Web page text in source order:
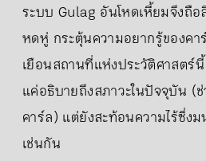
ระบบ Gulag อันโหดเหี้ยมจึงถื
หดหู่ กระตุ้นความอยากรู้ของคา
เยือนสถานที่แห่งประวัติศาสตร์นี้
แค่อธิบายถึงสภาวะในปัจจุบัน (
คาร์ล) แต่ยังสะท้อนความไร้ซึ่ง
เช่นกัน